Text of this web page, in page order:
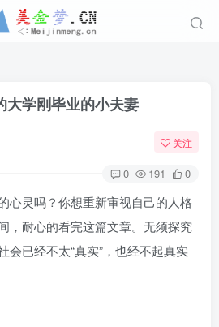
大学刚毕业的小夫妻
关注
0 191 0
心灵吗？你想重新审视自己的人格
，耐心的看完这篇文章。无须探究
会已经不太“真实”，也经不起真实